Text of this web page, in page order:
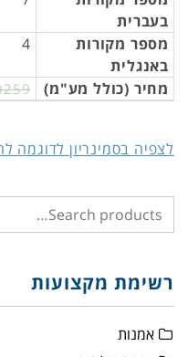
בעברית
מספר מקורות
באנגלית
4
מחיר (כולל מע"מ)
לצפיה בסמינריון לדוגמה
רשימת מקצועות
אמנות